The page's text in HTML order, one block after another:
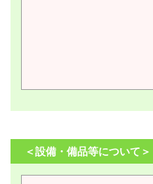
＜設備・備品等について＞